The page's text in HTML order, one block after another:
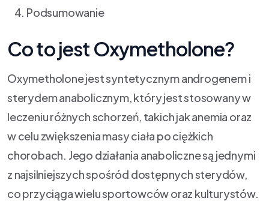
Podsumowanie
Co to jest Oxymetholone?
Oxymetholone jest syntetycznym androgenem i
sterydem anabolicznym, który jest stosowany w
leczeniu różnych schorzeń, takich jak anemia oraz
w celu zwiększenia masy ciała po ciężkich
chorobach. Jego działania anaboliczne są jednymi
z najsilniejszych spośród dostępnych sterydów,
co przyciąga wielu sportowców oraz kulturystów.